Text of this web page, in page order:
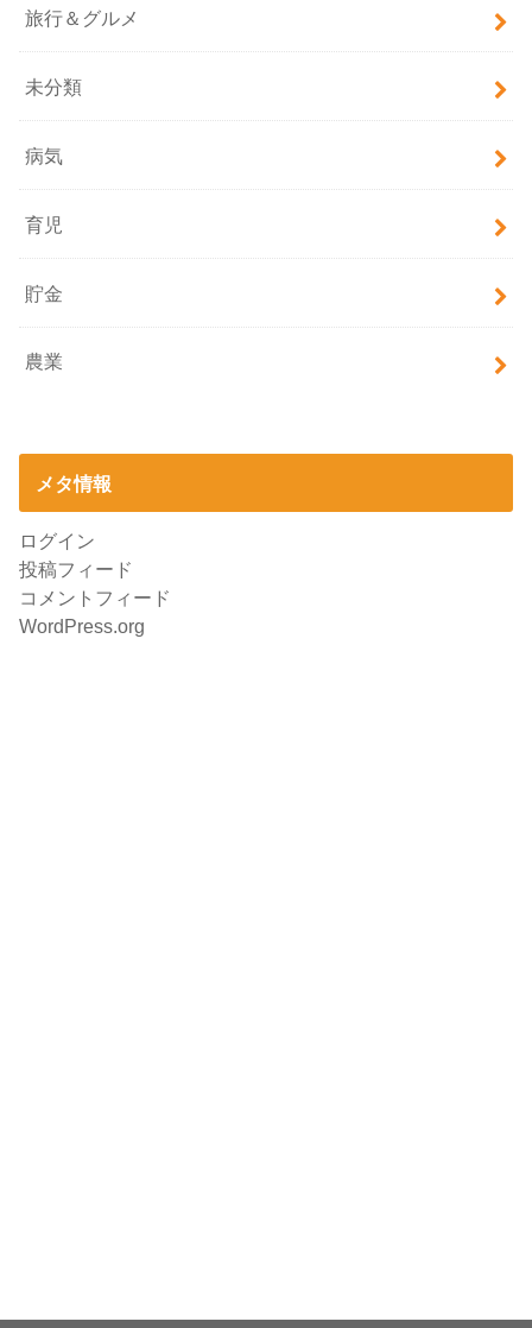
旅行＆グルメ
未分類
病気
育児
貯金
農業
メタ情報
ログイン
投稿フィード
コメントフィード
WordPress.org